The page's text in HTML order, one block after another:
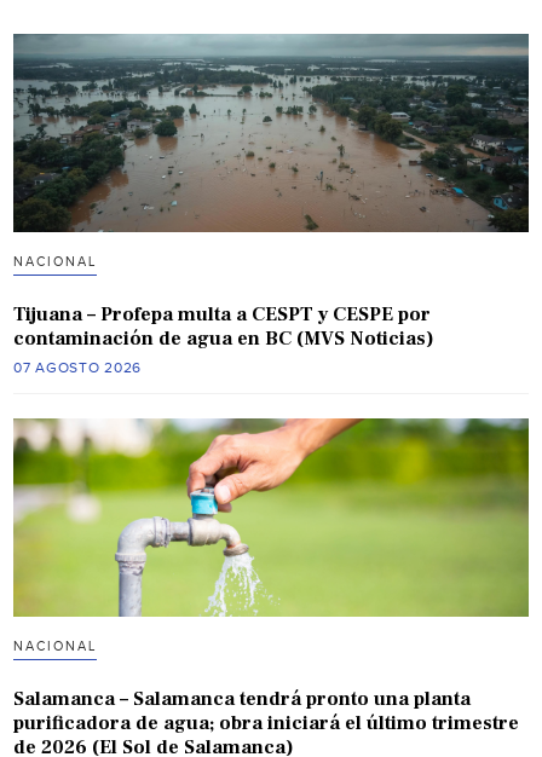
NACIONAL
Tijuana – Profepa multa a CESPT y CESPE por
contaminación de agua en BC (MVS Noticias)
07 AGOSTO 2026
NACIONAL
Salamanca – Salamanca tendrá pronto una planta
purificadora de agua; obra iniciará el último trimestre
de 2026 (El Sol de Salamanca)